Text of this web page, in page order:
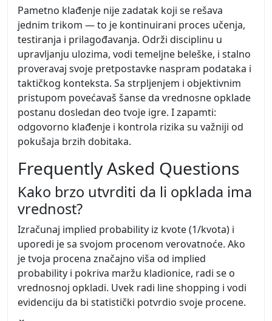
Pametno klađenje nije zadatak koji se rešava
jednim trikom — to je kontinuirani proces učenja,
testiranja i prilagođavanja. Održi disciplinu u
upravljanju ulozima, vodi temeljne beleške, i stalno
proveravaj svoje pretpostavke naspram podataka i
taktičkog konteksta. Sa strpljenjem i objektivnim
pristupom povećavaš šanse da vrednosne opklade
postanu dosledan deo tvoje igre. I zapamti:
odgovorno klađenje i kontrola rizika su važniji od
pokušaja brzih dobitaka.
Frequently Asked Questions
Kako brzo utvrditi da li opklada ima
vrednost?
Izračunaj implied probability iz kvote (1/kvota) i
uporedi je sa svojom procenom verovatnoće. Ako
je tvoja procena značajno viša od implied
probability i pokriva maržu kladionice, radi se o
vrednosnoj opkladi. Uvek radi line shopping i vodi
evidenciju da bi statistički potvrdio svoje procene.